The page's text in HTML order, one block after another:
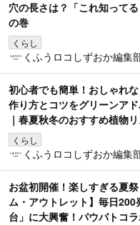
穴の長さは？「これ知ってる
の巻
くらし
くふうロコしずおか編集
初心者でも簡単！おしゃれ
作り方とコツをグリーンア
｜春夏秋冬のおすすめ植物
くらし
くふうロコしずおか編集
お盆初開催！楽しすぎる夏
ム・アウトレット】毎日
台」に大興奮！パウパトコ